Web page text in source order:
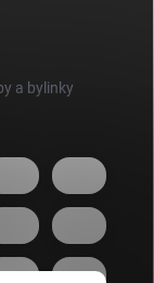
a bylinky